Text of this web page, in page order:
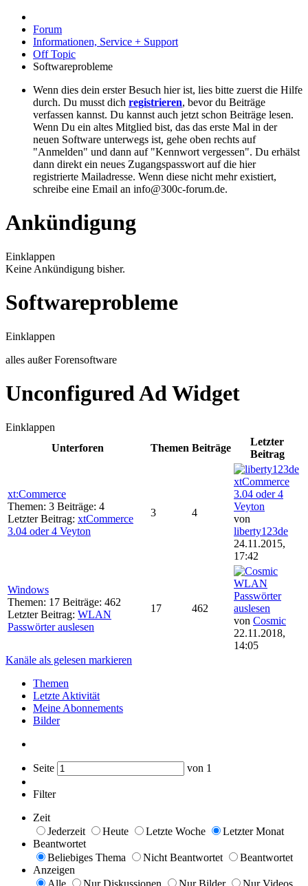
Forum
Informationen, Service + Support
Off Topic
Softwareprobleme
Wenn dies dein erster Besuch hier ist, lies bitte zuerst die Hilfe
durch. Du musst dich registrieren, bevor du Beiträge
verfassen kannst. Du kannst auch jetzt schon Beiträge lesen.
Wenn Du ein altes Mitglied bist, das das erste Mal in der
neuen Software unterwegs ist, gehe oben rechts auf
"Anmelden" und dann auf "Kennwort vergessen". Du erhälst
dann direkt ein neues Zugangspasswort auf die hier
registrierte Mailadresse. Wenn diese nicht mehr existiert,
schreibe eine Email an info@300c-forum.de.
Ankündigung
Einklappen
Keine Ankündigung bisher.
Softwareprobleme
Einklappen
alles außer Forensoftware
Unconfigured Ad Widget
Einklappen
Unterforen
Themen Beiträge
Letzter
Beitrag
xt:Commerce
Themen: 3 Beiträge: 4
Letzter Beitrag: xtCommerce
3.04 oder 4 Veyton
3 4
xtCommerce
3.04 oder 4
Veyton
von
liberty123de
24.11.2015,
17:42
Windows
Themen: 17 Beiträge: 462
Letzter Beitrag: WLAN
Passwörter auslesen
17 462
WLAN
Passwörter
auslesen
von Cosmic
22.11.2018,
14:05
Kanäle als gelesen markieren
Themen
Letzte Aktivität
Meine Abonnements
Bilder
Seite von 1
Filter
Zeit
Jederzeit
Heute Letzte Woche
Letzter Monat
Beantwortet
Beliebiges Thema
Nicht Beantwortet
Beantwortet
Anzeigen
Alle
Nur Diskussionen Nur Bilder Nur Videos